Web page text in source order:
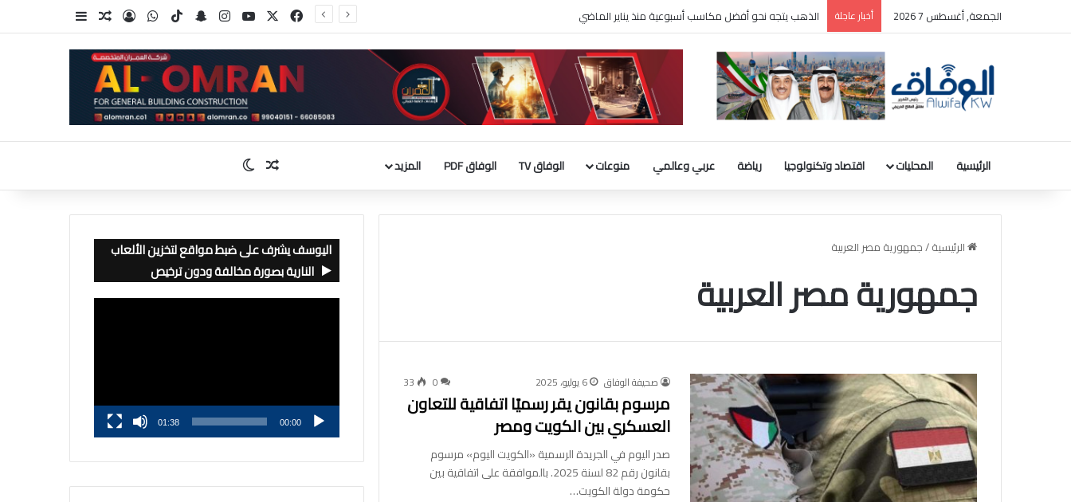
الجمعة, أغسطس 7 2026 أخبار عاجلة الذهب يتجه نحو أفضل مكاسب أسبوعية منذ يناير الماضي فيسبوك ‫YouTubeانستقرامسناب تشات
‫TikTok واتسابتسجيل الدخولمقال عشوائي
الرئيسية المحليات اقتصاد وتكنولوجيا رياضة عربي وعالمي منوعات الوفاق TV الوفاق PDF المزيد مقال عشوائي
الرئيسية/جمهورية مصر العربية
جمهورية مصر العربية
صحيفة الوفاق 6 يوليو، 2025 0
33
مرسوم بقانون يقر رسميًا اتفاقية للتعاون
العسكري بين الكويت ومصر
صدر اليوم في الجريدة الرسمية «الكويت اليوم» مرسوم
بقانون رقم 82 لسنة 2025. بالموافقة على اتفاقية بين
حكومة دولة الكويت…
اليوسف يشرف على ضبط مواقع لتخزين الألعاب
النارية بصورة مخالفة ودون ترخيص
00:00
01:38